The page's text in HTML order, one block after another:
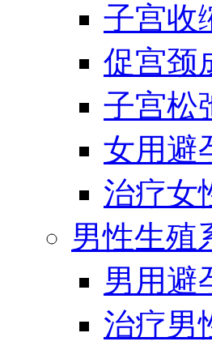
子宫收
促宫颈
子宫松
女用避
治疗女
男性生殖
男用避
治疗男